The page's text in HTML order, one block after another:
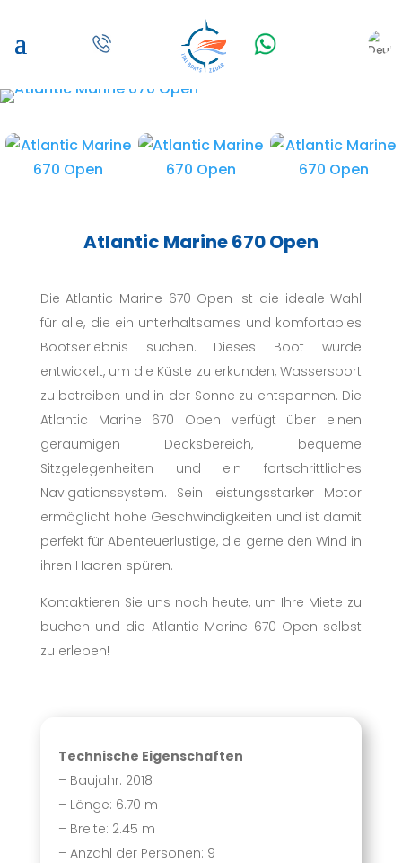
Atlantic Marine 670 Open
Die Atlantic Marine 670 Open ist die ideale Wahl
für alle, die ein unterhaltsames und komfortables
Bootserlebnis suchen. Dieses Boot wurde
entwickelt, um die Küste zu erkunden, Wassersport
zu betreiben und in der Sonne zu entspannen. Die
Atlantic Marine 670 Open verfügt über einen
geräumigen Decksbereich, bequeme
Sitzgelegenheiten und ein fortschrittliches
Navigationssystem. Sein leistungsstarker Motor
ermöglicht hohe Geschwindigkeiten und ist damit
perfekt für Abenteuerlustige, die gerne den Wind in
ihren Haaren spüren.
Kontaktieren Sie uns noch heute, um Ihre Miete zu
buchen und die Atlantic Marine 670 Open selbst
zu erleben!
Technische Eigenschaften
– Baujahr: 2018
– Länge: 6.70 m
– Breite: 2.45 m
– Anzahl der Personen: 9